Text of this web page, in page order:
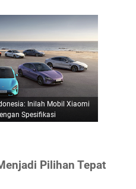
Inilah Mobil Xiaomi
Spesifikasi
Pilihan Tepat